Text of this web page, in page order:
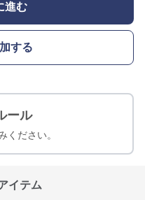
進む
する
ール
ください。
イテム